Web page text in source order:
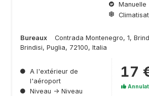
Manuelle
Bureaux
Contrada Montenegro, 1,
Brindisi, Puglia, 72100, Italia
● A l'extérieur de
l'aéroport
● Niveau → Niveau
17